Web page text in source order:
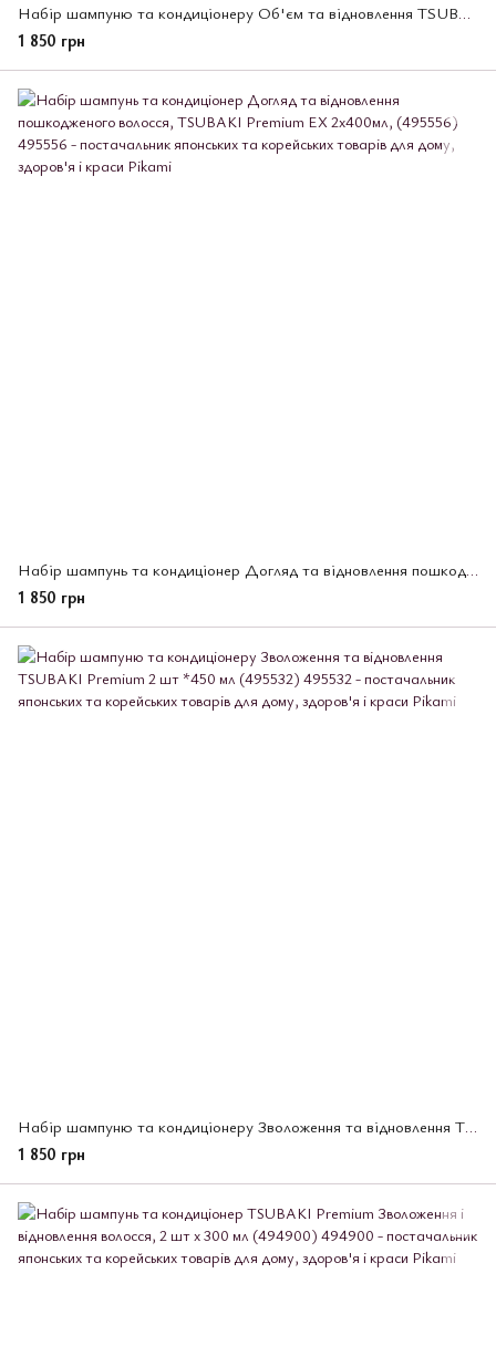
Набір шампуню та кондиціонеру Об'єм та відновлення TSUBAKI Premium 2 шт *450 мл (502827)
1 850 грн
Набір шампунь та кондиціонер Догляд та відновлення пошкодженого волосся, TSUBAKI Premium ЕХ 2х400мл, (495556)
1 850 грн
Набір шампуню та кондиціонеру Зволоження та відновлення TSUBAKI Premium 2 шт *450 мл (495532)
1 850 грн